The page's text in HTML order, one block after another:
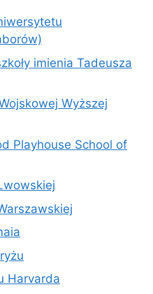
imienia Tadeusza
Wyższej
Playhouse School of
Harvarda